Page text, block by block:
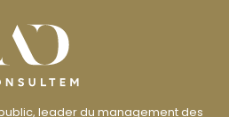
leader du management des